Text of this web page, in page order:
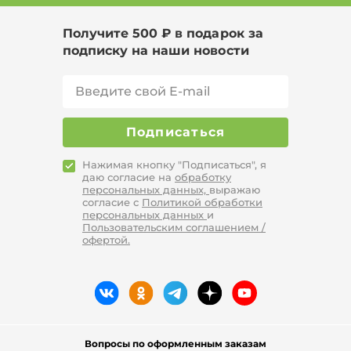
Получите 500 ₽ в подарок за
подписку на наши новости
Подписаться
Нажимая кнопку "Подписаться", я
даю согласие на обработку
персональных данных, выражаю
согласие с Политикой обработки
персональных данных и
Пользовательским соглашением /
офертой.
Вопросы по оформленным заказам